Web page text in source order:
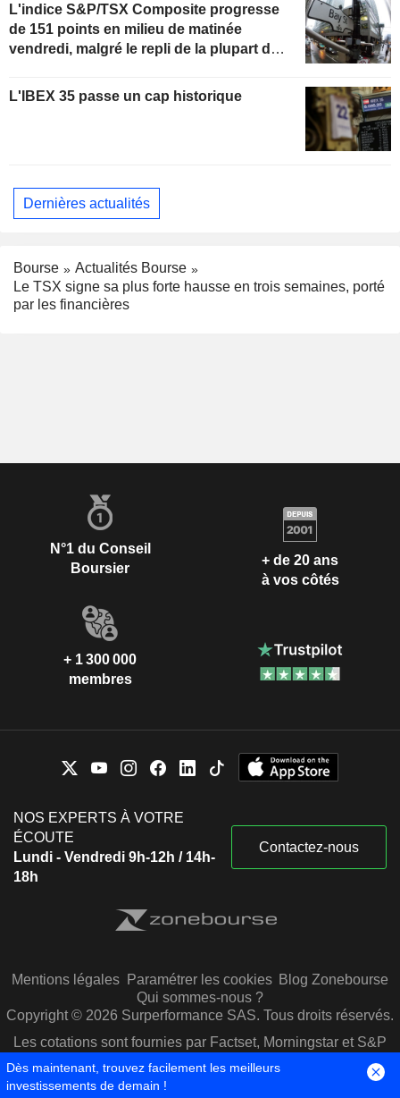
L'indice S&P/TSX Composite progresse
de 151 points en milieu de matinée
vendredi, malgré le repli de la plupart des
L'IBEX 35 passe un cap historique
Dernières actualités
Bourse
Actualités Bourse
Le TSX signe sa plus forte hausse en trois semaines, porté
par les financières
N°1 du Conseil
Boursier
+ de 20 ans
à vos côtés
+ 1 300 000
membres
NOS EXPERTS À VOTRE
ÉCOUTE
Lundi - Vendredi 9h-12h / 14h-
18h
Contactez-nous
Mentions légales Paramétrer les cookies Blog Zonebourse
Qui sommes-nous ?
Copyright © 2026 Surperformance SAS. Tous droits réservés.
Les cotations sont fournies par Factset, Morningstar et S&P
Capital IQ
Dès maintenant, trouvez facilement les meilleurs
investissements de demain !